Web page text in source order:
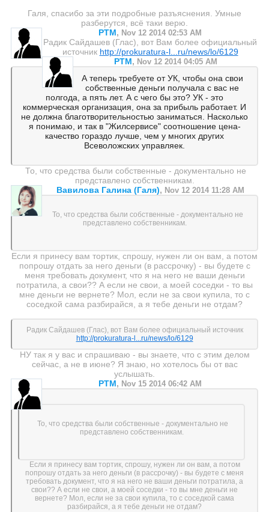
Галя, спасибо за эти подробные разъяснения. Умные
разберутся, всё таки верю.
PTM, Nov 12 2014 02:53 AM
Радик Сайдашев (Глас), вот Вам более официальный
источник http://prokuratura-l...ru/news/lo/6129
PTM, Nov 12 2014 04:05 AM
А теперь требуете от УК, чтобы она свои
собственные деньги получала с вас не
полгода, а пять лет. А с чего бы это? УК - это
коммерческая организация, она за прибыль работает. И
не должна благотворительностью заниматься. Насколько
я понимаю, и так в "Жилсервисе" соотношение цена-
качество гораздо лучше, чем у многих других
Всеволожских управляек.
То, что средства были собственные - документально не
представлено собственникам.
Вавилова Галина (Галя), Nov 12 2014 11:28 AM
То, что средства были собственные - документально не
представлено собственникам.
Если я принесу вам тортик, спрошу, нужен ли он вам, а потом
попрошу отдать за него деньги (в рассрочку) - вы будете с
меня требовать документ, что я на него не ваши деньги
потратила, а свои?? А если не свои, а моей соседки - то вы
мне деньги не вернете? Мол, если не за свои купила, то с
соседкой сама разбирайся, а я тебе деньги не отдам?
Радик Сайдашев (Глас), вот Вам более официальный источник
http://prokuratura-l...ru/news/lo/6129
НУ так я у вас и спрашиваю - вы знаете, что с этим делом
сейчас, а не в июне? Я знаю, но хотелось бы от вас
услышать.
PTM, Nov 15 2014 06:42 AM
То, что средства были собственные - документально не
представлено собственникам.
Если я принесу вам тортик, спрошу, нужен ли он вам, а потом
попрошу отдать за него деньги (в рассрочку) - вы будете с меня
требовать документ, что я на него не ваши деньги потратила, а
свои?? А если не свои, а моей соседки - то вы мне деньги не
вернете? Мол, если не за свои купила, то с соседкой сама
разбирайся, а я тебе деньги не отдам?